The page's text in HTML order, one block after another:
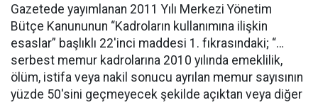
Gazetede yayımlanan 2011 Yılı Merkezi Yönetim
Bütçe Kanununun “Kadroların kullanımına ilişkin
esaslar” başlıklı 22'inci maddesi 1. fıkrasındaki; “…
serbest memur kadrolarına 2010 yılında emeklilik,
ölüm, istifa veya nakil sonucu ayrılan memur sayısının
yüzde 50'sini geçmeyecek şekilde açıktan veya diğer